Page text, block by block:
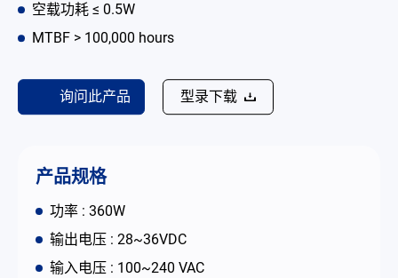
空载功耗 ≤ 0.5W
MTBF > 100,000 hours
询问此产品 型录下载
产品规格
功率 : 360W
输出电压 : 28~36VDC
输入电压 : 100~240 VAC
最新消息
简体中文